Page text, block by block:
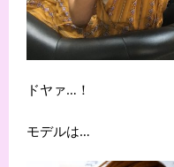
ドヤァ…！
モデルは…